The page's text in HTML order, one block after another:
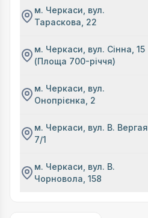
м. Черкаси, вул.
Тараскова, 22
м. Черкаси, вул. Сінна, 15
(Площа 700-річчя)
м. Черкаси, вул.
Онопрієнка, 2
м. Черкаси, вул. В. Вергая
7/1
м. Черкаси, вул. В.
Чорновола, 158